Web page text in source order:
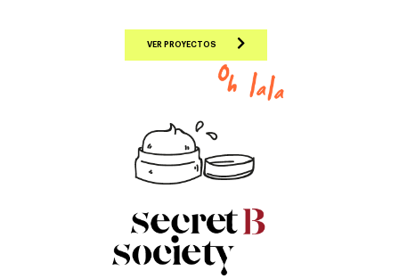
VER PROYECTOS